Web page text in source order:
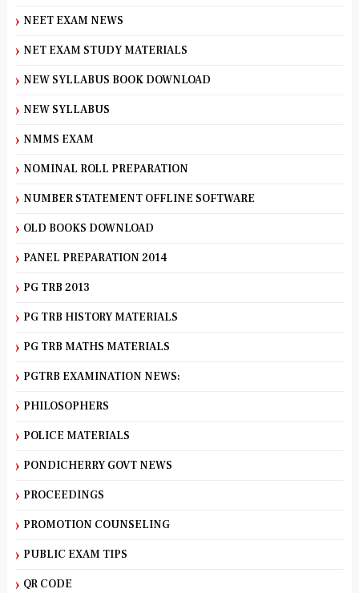
NEET EXAM NEWS
NET EXAM STUDY MATERIALS
NEW SYLLABUS BOOK DOWNLOAD
NEW SYLLABUS
NMMS EXAM
NOMINAL ROLL PREPARATION
NUMBER STATEMENT OFFLINE SOFTWARE
OLD BOOKS DOWNLOAD
PANEL PREPARATION 2014
PG TRB 2013
PG TRB HISTORY MATERIALS
PG TRB MATHS MATERIALS
PGTRB EXAMINATION NEWS:
PHILOSOPHERS
POLICE MATERIALS
PONDICHERRY GOVT NEWS
PROCEEDINGS
PROMOTION COUNSELING
PUBLIC EXAM TIPS
QR CODE